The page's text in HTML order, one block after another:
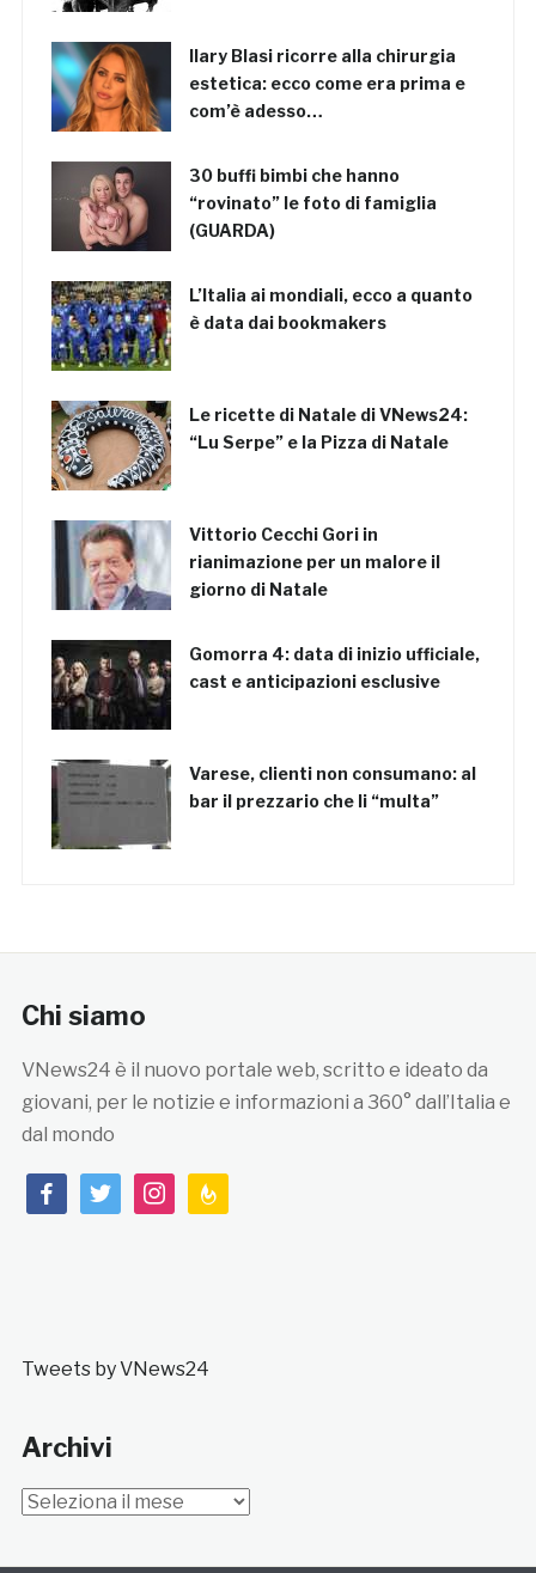
Ilary Blasi ricorre alla chirurgia
estetica: ecco come era prima e
com’è adesso…
30 buffi bimbi che hanno
“rovinato” le foto di famiglia
(GUARDA)
L’Italia ai mondiali, ecco a quanto
è data dai bookmakers
Le ricette di Natale di VNews24:
“Lu Serpe” e la Pizza di Natale
Vittorio Cecchi Gori in
rianimazione per un malore il
giorno di Natale
Gomorra 4: data di inizio ufficiale,
cast e anticipazioni esclusive
Varese, clienti non consumano: al
bar il prezzario che li “multa”
Chi siamo
VNews24 è il nuovo portale web, scritto e ideato da
giovani, per le notizie e informazioni a 360° dall’Italia e
dal mondo
facebooktwitterinstagramfeedburner
Tweets by VNews24
Archivi
Archivi